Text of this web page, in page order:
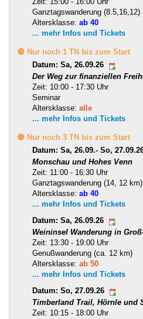
Ganztagswanderung (8.5,16,12)
Altersklasse: ab 40
... mehr Infos und Tickets
🟡 Nur noch 1 TN bis zum Start
Datum: Sa, 26.09.26
Der Weg zur finanziellen
Zeit: 10:00 - 17:30 Uhr
Seminar
Altersklasse: alle
... mehr Infos und Tickets
🟡 Nur noch 3 TN bis zum Start
Datum: Sa, 26.09.- So,
Monschau und Hohes Venn
Zeit: 11:00 - 16:30 Uhr
Ganztagswanderung (14, 12 km)
Altersklasse: ab 40
... mehr Infos und Tickets
Datum: Sa, 26.09.26
Weininsel Wanderung in
Zeit: 13:30 - 19:00 Uhr
Genußwanderung (ca. 12 km)
Altersklasse: ab 50
... mehr Infos und Tickets
Datum: So, 27.09.26
Timberland Trail, Hörnle und
Zeit: 10:15 - 18:00 Uhr